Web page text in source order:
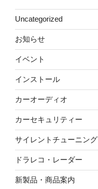
Uncategorized
お知らせ
イベント
インストール
カーオーディオ
カーセキュリティー
サイレントチューニング
ドラレコ・レーダー
新製品・商品案内